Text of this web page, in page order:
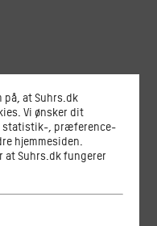
at Suhrs.dk
Vi ønsker dit
statistik-, præference-
hjemmesiden.
at Suhrs.dk fungerer